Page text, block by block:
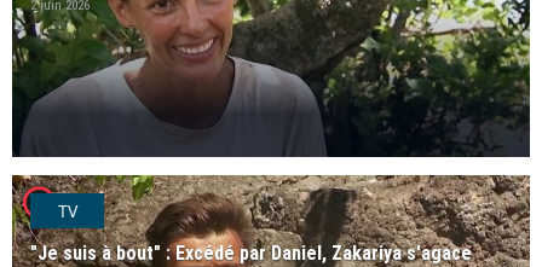
2 juin 2026
player2TV
"Je suis à bout" : Excédé par Daniel, Zakariya s'agace